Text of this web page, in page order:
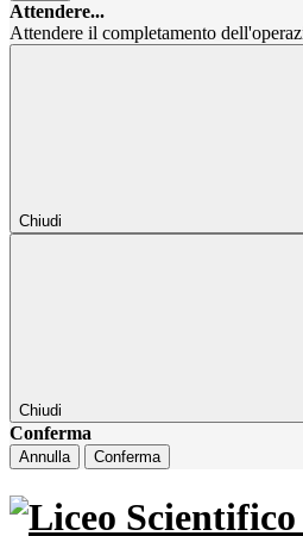
Attendere...
Attendere il completamento
Chiudi
Chiudi
Conferma
Annulla Conferma